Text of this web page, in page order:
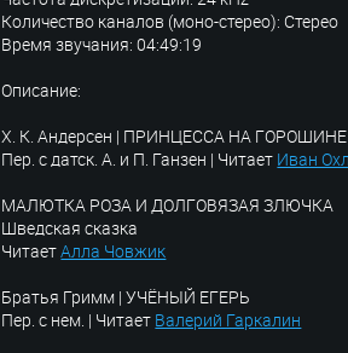
Количество каналов (моно-стерео): Стерео
Время звучания: 04:49:19
Описание:
Х. К. Андерсен | ПРИНЦЕССА НА ГОРОШИНЕ
Пер. с датск. А. и П. Ганзен | Читает Иван
МАЛЮТКА РОЗА И ДОЛГОВЯЗАЯ ЗЛЮЧКА
Шведская сказка
ЧитаетАлла Човжик
Братья Гримм | УЧЁНЫЙ ЕГЕРЬ
Пер. с нем. | Читает Валерий Гаркалин